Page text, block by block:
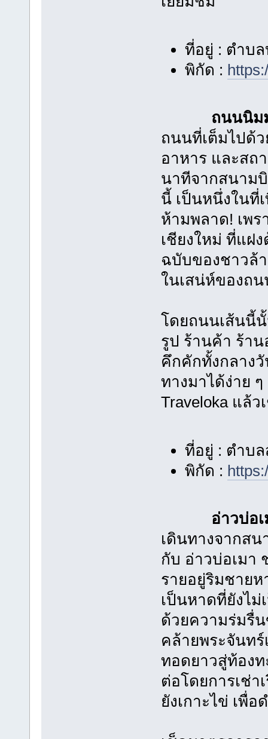
ที่อยู่ : ตำบ
พิกัด :
ถนนนิม
ถนนที่เต็มไปด้
อาหาร และสถ
นาทีจากสนามบิ
นี้ เป็นหนึ่งในที่
ห้ามพลาด! เพ
เชียงใหม่ ที่แฝ
ฉบับของชาวล้
ในเสน่ห์ของถ
โดยถนนเส้นนี้
รูป ร้านค้า ร้า
คึกคักทั้งกลาง
ทางมาได้ง่าย
Traveloka แล้
ที่อยู่ : ตำบล
พิกัด :
อ่าวบ่อ
เดินทางจากส
กับ อ่าวบ่อเม
รายอยู่ริมชายห
เป็นหาดที่ยังไ
ด้วยความร่มรื่
คล้ายพระจันท
ทอดยาวสู่ท้อง
ต่อโดยการเช่า
ยังเกาะไข่ เพื่